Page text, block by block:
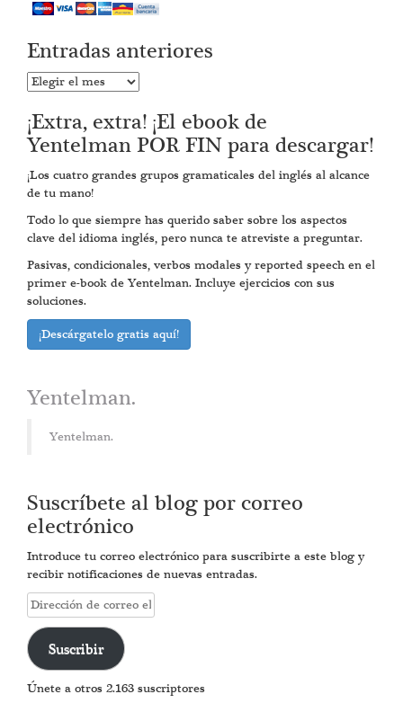
Entradas anteriores
Entradas
¡Extra, extra! ¡El ebook de
Yentelman POR FIN para descargar!
¡Los cuatro grandes grupos gramaticales del inglés al alcance
de tu mano!
Todo lo que siempre has querido saber sobre los aspectos
clave del idioma inglés, pero nunca te atreviste a preguntar.
Pasivas, condicionales, verbos modales y reported speech en el
primer e-book de Yentelman. Incluye ejercicios con sus
soluciones.
¡Descárgatelo gratis aquí!
Yentelman.
Yentelman.
Suscríbete al blog por correo
electrónico
Introduce tu correo electrónico para suscribirte a este blog y
recibir notificaciones de nuevas entradas.
Dirección
de
correo
electrónico
Suscribir
Únete a otros 2.163 suscriptores